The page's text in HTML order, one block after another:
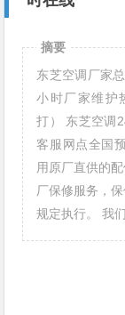
摘要
东芝空调厂家
小时厂家维护
打） 东芝空调
客服网点全国
用原厂直供的
厂保修服务，
规定执行。 我